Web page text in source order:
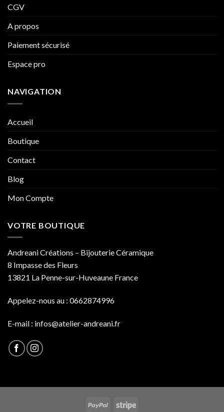
CGV
A propos
Paiement sécurisé
Espace pro
NAVIGATION
Accueil
Boutique
Contact
Blog
Mon Compte
VOTRE BOUTIQUE
Andreani Créations – Bijouterie Céramique
8 Impasse des Fleurs
13821 La Penne-sur-Huveaune France
Appelez-nous au : 0662874996
E-mail : infos@atelier-andreani.fr